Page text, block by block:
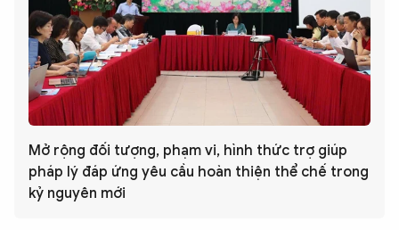
Mở rộng đối tượng, phạm vi, hình thức trợ giúp
pháp lý đáp ứng yêu cầu hoàn thiện thể chế trong
kỷ nguyên mới